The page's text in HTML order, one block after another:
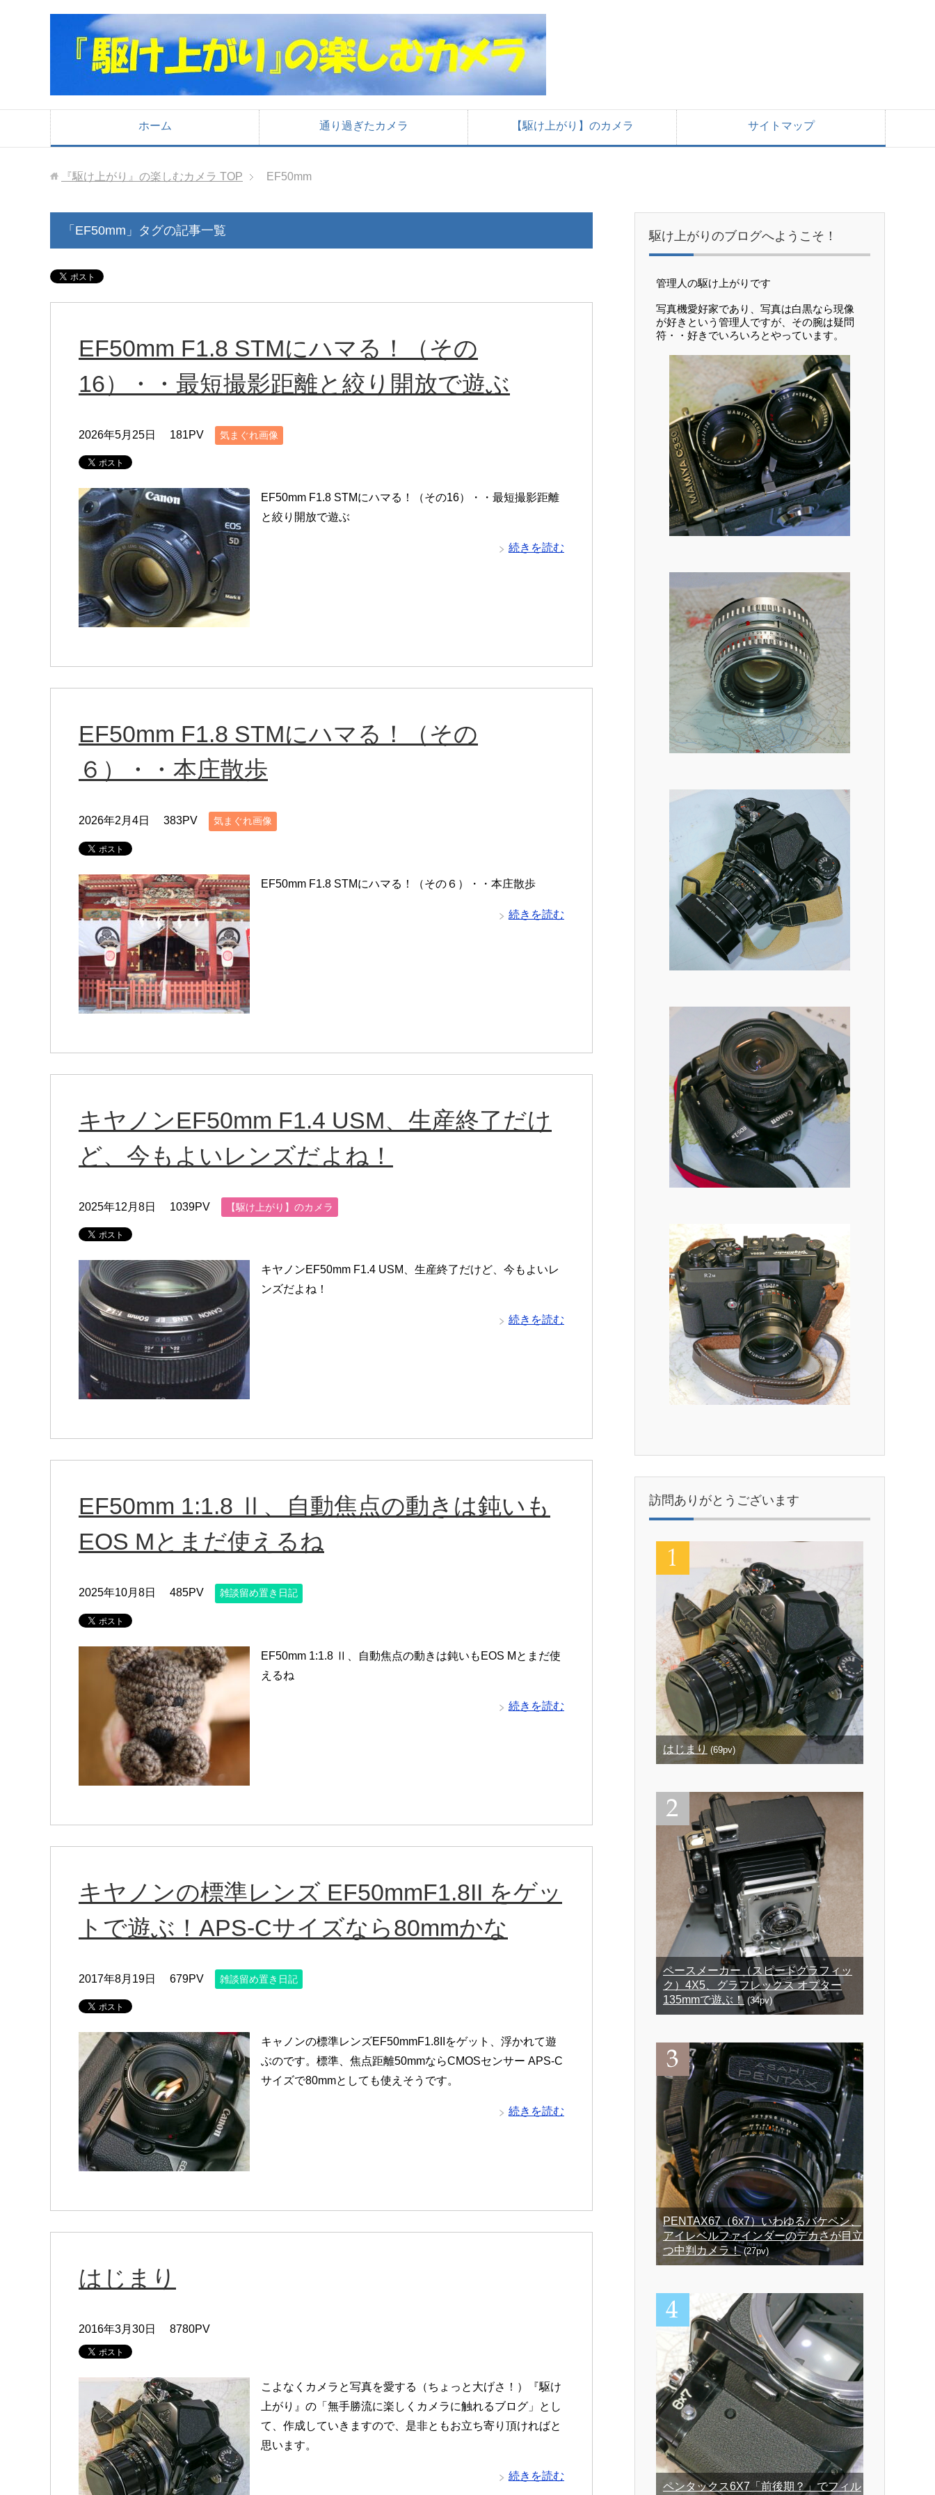
ホーム 通り過ぎたカメラ 【駆け上がり】のカメラ サイトマップ
『駆け上がり』の楽しむカメラ TOP EF50mm
「EF50mm」タグの記事一覧
EF50mm F1.8 STMにハマる！（その
16）・・最短撮影距離と絞り開放で遊ぶ
2026年5月25日 181PV 気まぐれ画像
EF50mm F1.8 STMにハマる！（その16）・・最短撮影距離
と絞り開放で遊ぶ
続きを読む
EF50mm F1.8 STMにハマる！（その
６）・・本庄散歩
2026年2月4日 383PV 気まぐれ画像
EF50mm F1.8 STMにハマる！（その６）・・本庄散歩
続きを読む
キヤノンEF50mm F1.4 USM、生産終了だけ
ど、今もよいレンズだよね！
2025年12月8日 1039PV 【駆け上がり】のカメラ
キヤノンEF50mm F1.4 USM、生産終了だけど、今もよいレ
ンズだよね！
続きを読む
EF50mm 1:1.8 Ⅱ、自動焦点の動きは鈍いも
EOS Mとまだ使えるね
2025年10月8日 485PV 雑談留め置き日記
EF50mm 1:1.8 Ⅱ、自動焦点の動きは鈍いもEOS Mとまだ使
えるね
続きを読む
キヤノンの標準レンズ EF50mmF1.8II をゲッ
トで遊ぶ！APS-Cサイズなら80mmかな
2017年8月19日 679PV 雑談留め置き日記
キャノンの標準レンズEF50mmF1.8IIをゲット、浮かれて遊
ぶのです。標準、焦点距離50mmならCMOSセンサー APS-C
サイズで80mmとしても使えそうです。
続きを読む
はじまり
2016年3月30日 8780PV
こよなくカメラと写真を愛する（ちょっと大げさ！）『駆け
上がり』の「無手勝流に楽しくカメラに触れるブログ」とし
て、作成していきますので、是非ともお立ち寄り頂ければと
思います。
続きを読む
駆け上がりのブログへようこそ！
管理人の駆け上がりです
写真機愛好家であり、写真は白黒なら現像
が好きという管理人ですが、その腕は疑問
符・・好きでいろいろとやっています。
訪問ありがとうございます
はじまり (69pv)
ペースメーカー（スピードグラフィッ
ク）4X5、グラフレックス オプター
135mmで遊ぶ！ (34pv)
PENTAX67（6x7）いわゆるバケペン、
アイレベルファインダーのデカさが目立
つ中判カメラ！(27pv)
ペンタックス6X7「前後期？」でフィル